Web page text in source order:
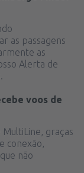
as passagens
as
Alerta de
voos de
graças
conexão,
não